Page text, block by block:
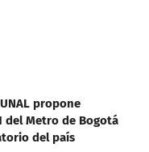
propone
del Metro de Bogotá
del país